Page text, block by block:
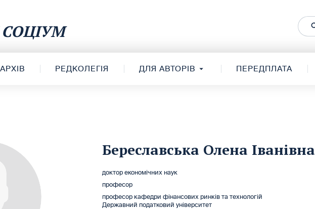
АРХІВ РЕДКОЛЕГІЯ ДЛЯ АВТОРІВ ПЕРЕДПЛАТА
Береславська Олена Іванівна
доктор економічних наук
професор
професор кафедри фінансових ринків та технологій
Державний податковий університет